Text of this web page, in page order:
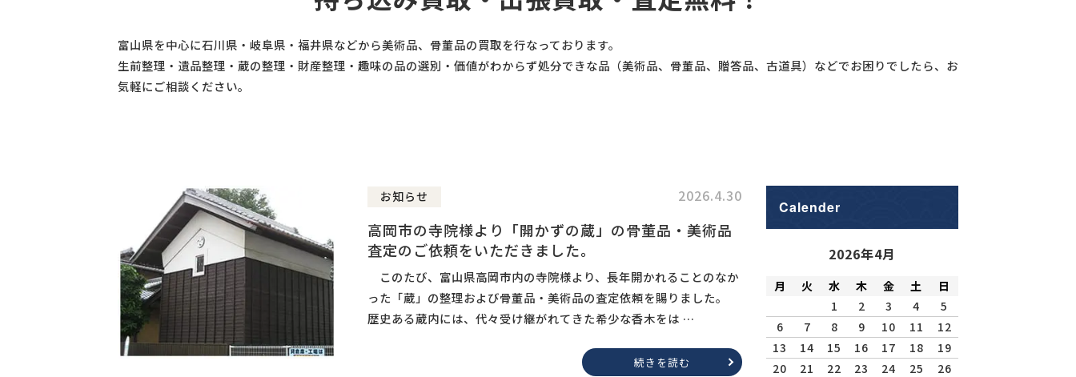
富山県を中心に石川県・岐阜県・福井県などから美術品、骨董品の買取を行なっております。
生前整理・遺品整理・蔵の整理・財産整理・趣味の品の選別・価値がわからず処分できな品（美術品、骨董品、贈答品、古道具）などでお困りでしたら、お
気軽にご相談ください。
お知らせ 2026.4.30
高岡市の寺院様より「開かずの蔵」の骨董品・美術品
査定のご依頼をいただきました。
このたび、富山県高岡市内の寺院様より、長年開かれることのなか
った「蔵」の整理および骨董品・美術品の査定依頼を賜りました。
歴史ある蔵内には、代々受け継がれてきた希少な香木をは …
続きを読む
Calender
2026年4月
月 火 水 木 金 土
日
1
2 3 4
5
6
7 8 9 10 11
12
13
14 15 16 17 18
19
20
21 22 23 24 25
26